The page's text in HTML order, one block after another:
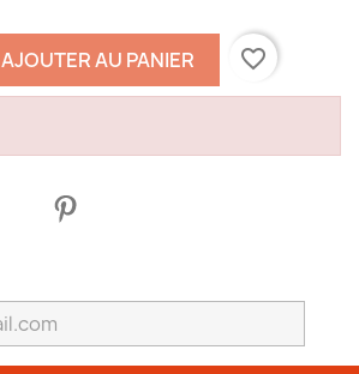
AJOUTER AU PANIER favorite_border